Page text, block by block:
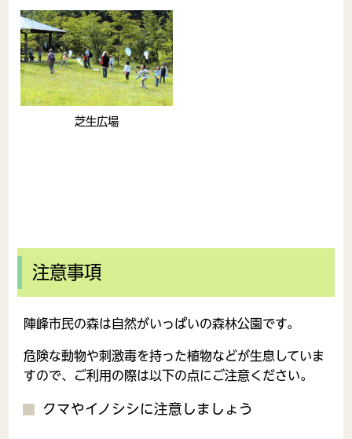
芝生広場
注意事項
陣峰市民の森は自然がいっぱいの森林公園です。
危険な動物や刺激毒を持った植物などが生息していま
すので、ご利用の際は以下の点にご注意ください。
クマやイノシシに注意しましょう